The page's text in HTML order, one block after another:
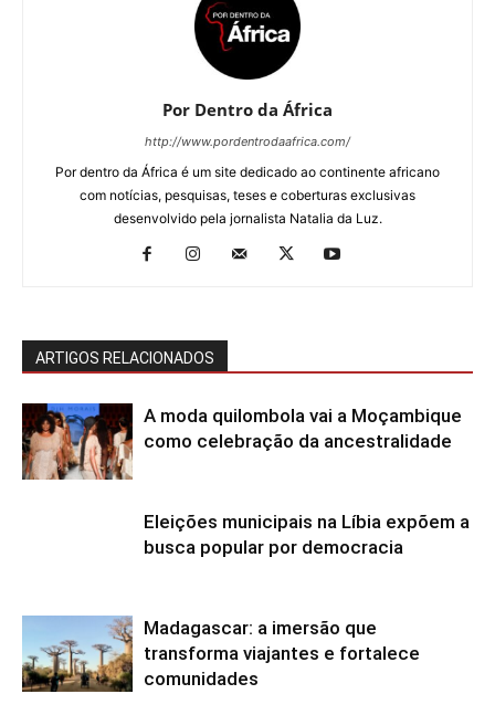
Por Dentro da África
http://www.pordentrodaafrica.com/
Por dentro da África é um site dedicado ao continente africano
com notícias, pesquisas, teses e coberturas exclusivas
desenvolvido pela jornalista Natalia da Luz.
ARTIGOS RELACIONADOS
A moda quilombola vai a Moçambique
como celebração da ancestralidade
Eleições municipais na Líbia expõem a
busca popular por democracia
Madagascar: a imersão que
transforma viajantes e fortalece
comunidades